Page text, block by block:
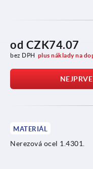
od CZK74.07
bez DPH plus náklady na
MATERIÁL
Nerezová ocel 1.4301.